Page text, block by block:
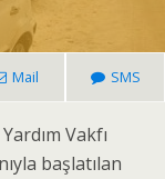
Mail SMS
Vakfı
başlatılan